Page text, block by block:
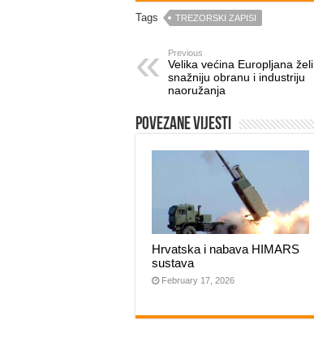
Tags TREZORSKI ZAPISI
Previous
Velika većina Europljana želi
snažniju obranu i industriju
naoružanja
Povezane vijesti
Hrvatska i nabava HIMARS
sustava
February 17, 2026